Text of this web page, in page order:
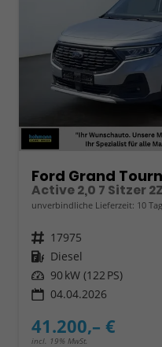
Ford Grand
unverbindliche Lieferzeit: 10
Fahrzeugnr. 17975
Kraftstoff Diesel
Leistung 90 kW (122 PS)
04.04.2026
41.200,– €
incl. 19% MwSt.